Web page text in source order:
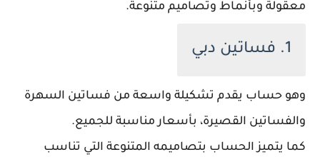
معقولة وبأنماط وتصاميم متنوعة.
1. فساتين دبي
وهو حساب يقدم تشكيلة واسعة من فساتين السهرة
والفساتين القصيرة، بأسعار مناسبة للجميع.
كما يتميز الحساب بتصاميمه المتنوعة التي تناسب